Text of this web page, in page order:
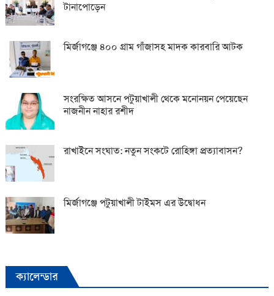
টানাপোড়েন
মির্জাগঞ্জে ৪০০ গ্রাম গাঁজাসহ মাদক কারবারি আটক
সংরক্ষিত আসনে পটুয়াখালী থেকে মনোনয়ন পেয়েছেন
নাজনীন নাহার রশীদ
রাখাইনে সংঘাত: নতুন সংকটে রোহিঙ্গা প্রত্যাবাসন?
মির্জাগঞ্জে পটুয়াখালী টাইমস এর উদ্বোধন
ক্যালেন্ডার